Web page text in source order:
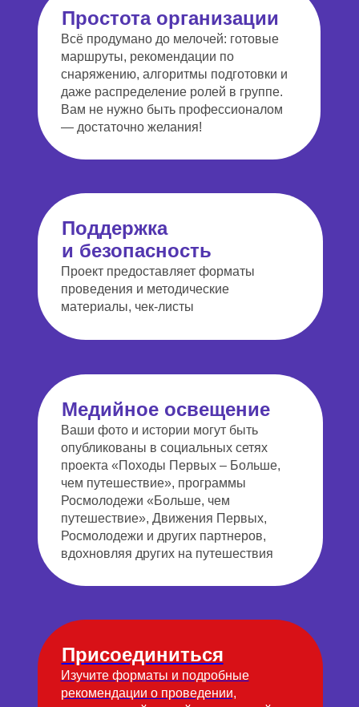
Поддержка
и безопасность
Проект предоставляет форматы
проведения и методические
материалы, чек-листы
Медийное освещение
Ваши фото и истории могут быть
опубликованы в социальных сетях
проекта «Походы Первых – Больше,
чем путешествие», программы
Росмолодежи «Больше, чем
путешествие», Движения Первых,
Росмолодежи и других партнеров,
вдохновляя других на путешествия
Простота организации
Всё продумано до мелочей: готовые
маршруты, рекомендации по
снаряжению, алгоритмы подготовки и
даже распределение ролей в группе.
Вам не нужно быть профессионалом
— достаточно желания!
Присоединиться
Изучите форматы и подробные
рекомендации о проведении,